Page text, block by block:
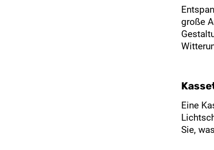
große
Eine
Sie,